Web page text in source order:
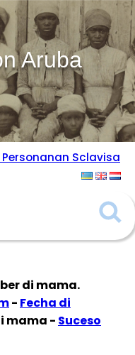
Aruba
Sclavisa
di mama.
- Fecha di
mama - Suceso